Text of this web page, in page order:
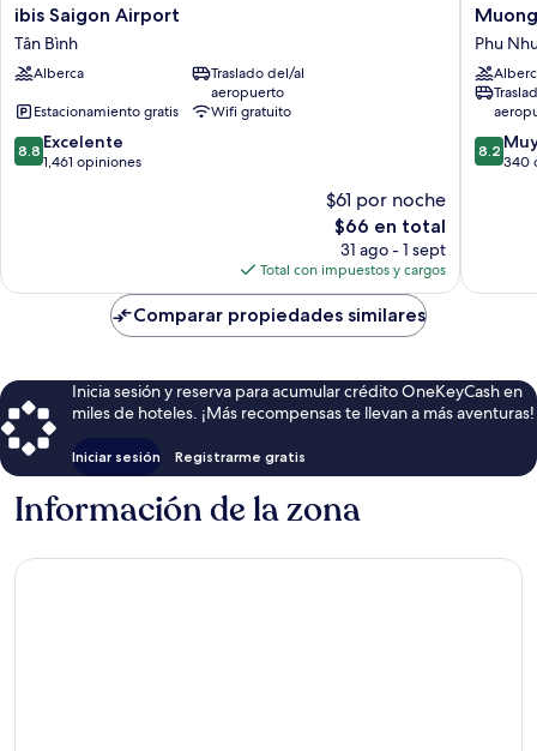
ibis
Saigon
Airport
Tân
ibis Saigon Airport
Tân Bình
Alberca
Traslado del/al
aeropuerto
Estacionamiento gratis
Wifi gratuito
8.8
de
8.8 Excelente
1,461 opiniones
$61 por noche
El
precio
actual
es
de
$66
$66 en total
31 ago - 1 sept
Total con impuestos y cargos
Muong
Thanh
Luxury
Saigon
Hotel
Phu
Nhuan
Phu
8.2
de
8.2
340
Comparar propiedades similares
Inicia sesión y reserva para acumular crédito OneKeyCash en
miles de hoteles. ¡Más recompensas te llevan a más aventuras!
Iniciar sesión Registrarme gratis
Información de la zona